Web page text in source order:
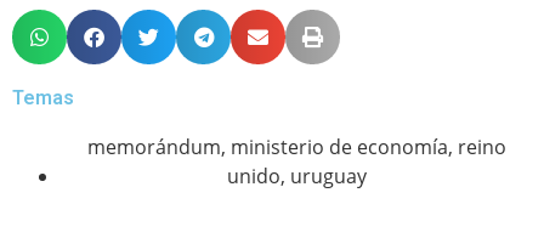
Temas
memorándum, ministerio de economía, reino
unido, uruguay